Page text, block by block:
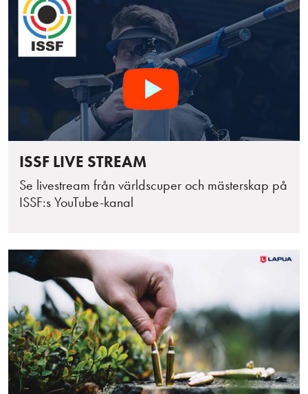
ISSF LIVE STREAM
Se livestream från världscuper och mästerskap på
ISSF:s YouTube-kanal